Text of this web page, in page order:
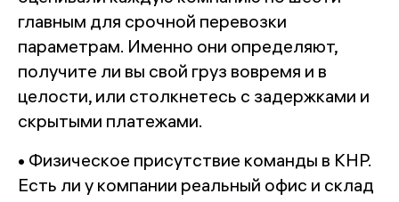
главным для срочной перевозки
параметрам. Именно они определяют,
получите ли вы свой груз вовремя и в
целости, или столкнетесь с задержками и
скрытыми платежами.
• Физическое присутствие команды в КНР.
Есть ли у компании реальный офис и склад